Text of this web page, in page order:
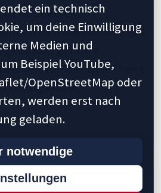
es deutschen
nicht besonders gut
gefüllte
von der Deli-Theke
richtig klasse.
3 4 5 10 20
30
60 Next »
ein technisch
um deine Einwilligung
Medien und
Beispiel YouTube,
OpenStreetMap oder
werden erst nach
geladen.
notwendige